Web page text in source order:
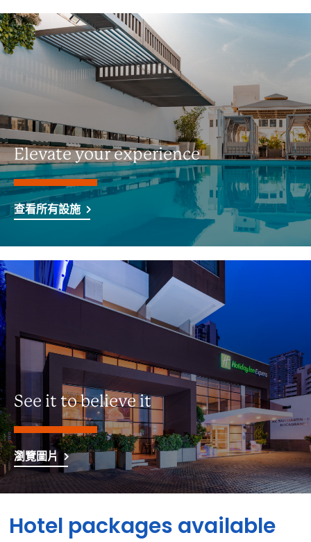
Elevate your experience
查看所有設施
See it to believe it
瀏覽圖片
Hotel packages available